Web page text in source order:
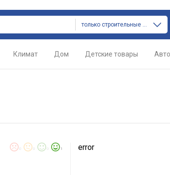
только строительные фены
Климат Дом Детские товары Авто
1 error